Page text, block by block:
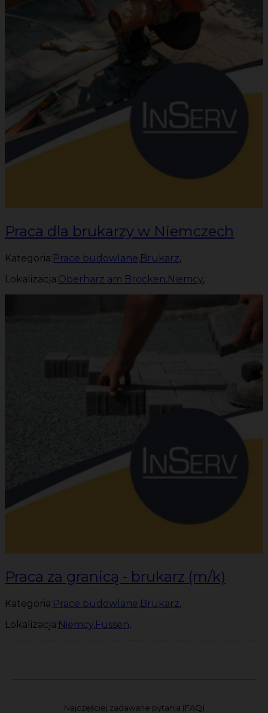
Praca dla brukarzy w Niemczech
Kategoria:Prace budowlane,Brukarz,
Lokalizacja:Oberharz am Brocken,Niemcy,
Praca za granicą - brukarz (m/k)
Kategoria:Prace budowlane,Brukarz,
Lokalizacja:Niemcy,Füssen,
Najczęściej zadawane pytania (FAQ)